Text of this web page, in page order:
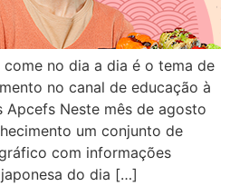
no dia a dia é o tema de
no canal de educação à
Apcefs Neste mês de agosto
um conjunto de
com informações
do dia […]